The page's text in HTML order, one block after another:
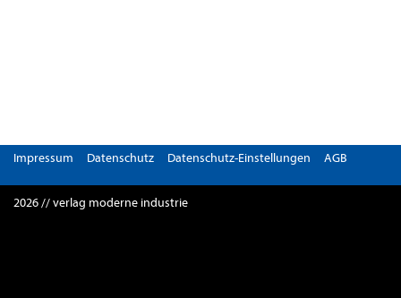
Impressum Datenschutz Datenschutz-Einstellungen AGB
2026 // verlag moderne industrie